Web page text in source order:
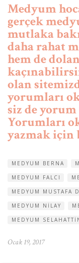
Medyum
gerçek
mutlaka
daha rahat
hem de
olan
yorumları
siz de
Yorumları
yazmak için
MEDYUM BERNA
MEDYUM FALCI
MEDYUM MUSTAFA
MEDYUM NILAY
MEDYUM
Ocak 19, 2017